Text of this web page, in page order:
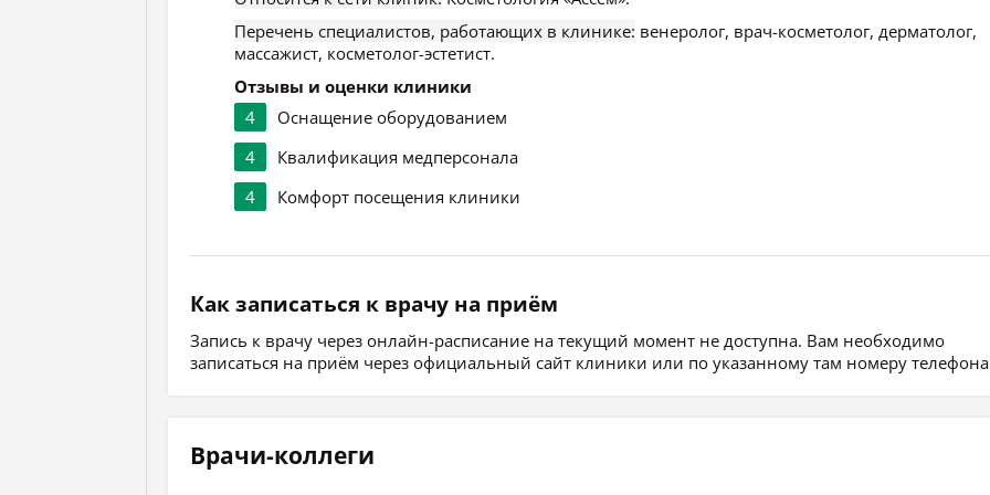
Перечень специалистов, работающих в клинике: венеролог, врач-косметолог, дерматолог,
массажист, косметолог-эстетист.
Отзывы и оценки клиники
4
Оснащение оборудованием
4
Квалификация медперсонала
4
Комфорт посещения клиники
Как записаться к врачу на приём
Запись к врачу через онлайн-расписание на текущий момент не доступна. Вам необходимо
записаться на приём через официальный сайт клиники или по указанному там номеру
Врачи-коллеги